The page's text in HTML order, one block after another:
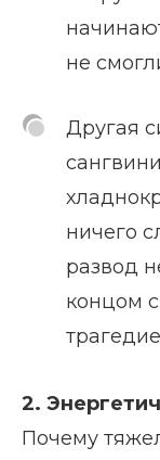
не
Другая
ничего
развод
концом
2.
Почему